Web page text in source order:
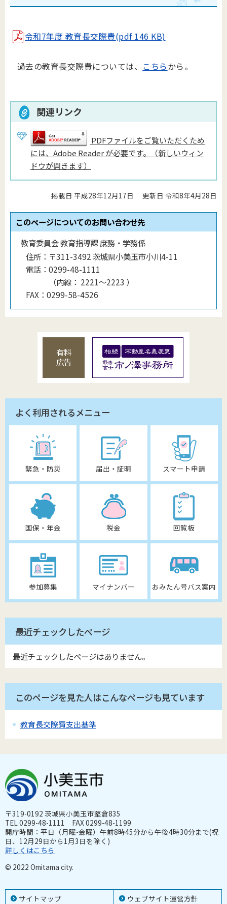
令和7年度 教育長交際費(pdf 146 KB)
過去の教育長交際費については、 こちらから。
関連リンク
PDFファイルをご覧いただくため
には、Adobe Reader が必要です。（新しいウィン
ドウが開きます）
掲載日 平成28年12月17日 更新日 令和8年4月28日
このページについてのお問い合わせ先
教育委員会 教育指導課 庶務・学務係
住所： 〒311-3492 茨城県小美玉市小川4-11
電話： 0299-48-1111
（内線 ： 2221〜2223 ）
FAX： 0299-58-4526
有料
広告
よく利用されるメニュー
緊急・防災 届出・証明 スマート申請
国保・年金 税金 回覧板
参加募集 マイナンバー おみたん号バス案内
最近チェックしたページ
最近チェックしたページはありません。
このページを見た人はこんなページも見ています
教育長交際費支出基準
サイトマップ ウェブサイト運営方針
〒319-0192 茨城県小美玉市堅倉835
TEL 0299-48-1111 FAX 0299-48-1199
開庁時間：平日（月曜-金曜）午前8時45分から午後4時30分まで(祝
日、12月29日から1月3日を除く)
詳しくはこちら
© 2022 Omitama city.